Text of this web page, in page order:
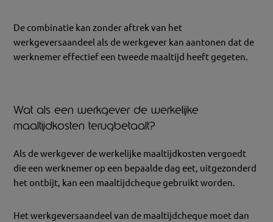
De combinatie kan zonder aftrek van het
werkgeversaandeel als de werkgever kan aantonen dat de
werknemer effectief een tweede maaltijd heeft gegeten.
Wat als een werkgever de werkelijke
maaltijdkosten terugbetaalt?
Als de werkgever de werkelijke maaltijdkosten vergoedt
die een werknemer op een bepaalde dag eet, uitgezonderd
het ontbijt, kan een maaltijdcheque gebruikt worden.
Het werkgeversaandeel van de maaltijdcheque moet dan